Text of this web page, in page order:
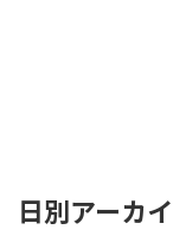
日別アーカ